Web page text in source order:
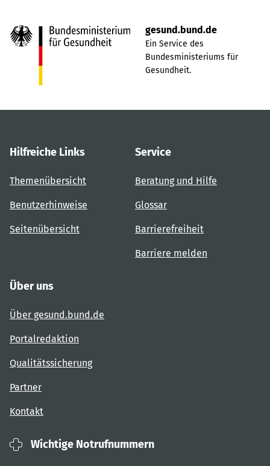
gesund.bund.de
Ein Service des
Bundesministeriums für
Gesundheit.
Hilfreiche Links
Themenübersicht
Benutzerhinweise
Seitenübersicht
Service
Beratung und Hilfe
Glossar
Barrierefreiheit
Barriere melden
Über uns
Über gesund.bund.de
Portalredaktion
Qualitätssicherung
Partner
Kontakt
Wichtige Notrufnummern